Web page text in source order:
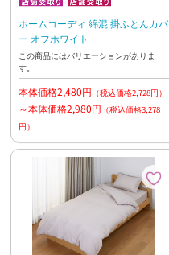
ホームコーディ 綿混 掛ふとんカバ
ー オフホワイト
この商品にはバリエーションがありま
す。
本体価格2,480円 （税込価格2,728円）
～本体価格2,980円 （税込価格3,278
円）